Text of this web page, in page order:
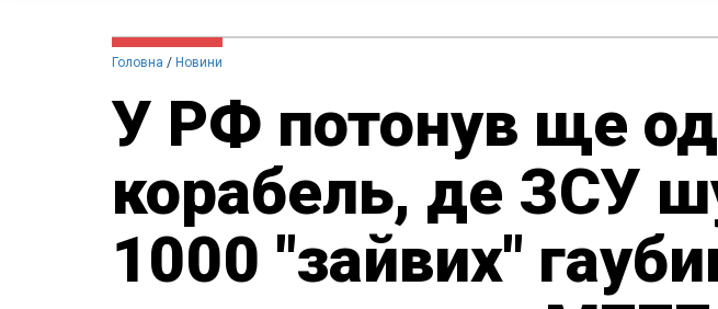
Головна Новини
У РФ потонув ще
корабель, де ЗСУ
1000 "зайвих"